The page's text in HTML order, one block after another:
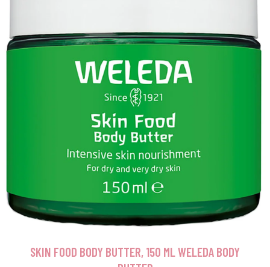
SKIN FOOD BODY BUTTER, 150 ML WELEDA BODY